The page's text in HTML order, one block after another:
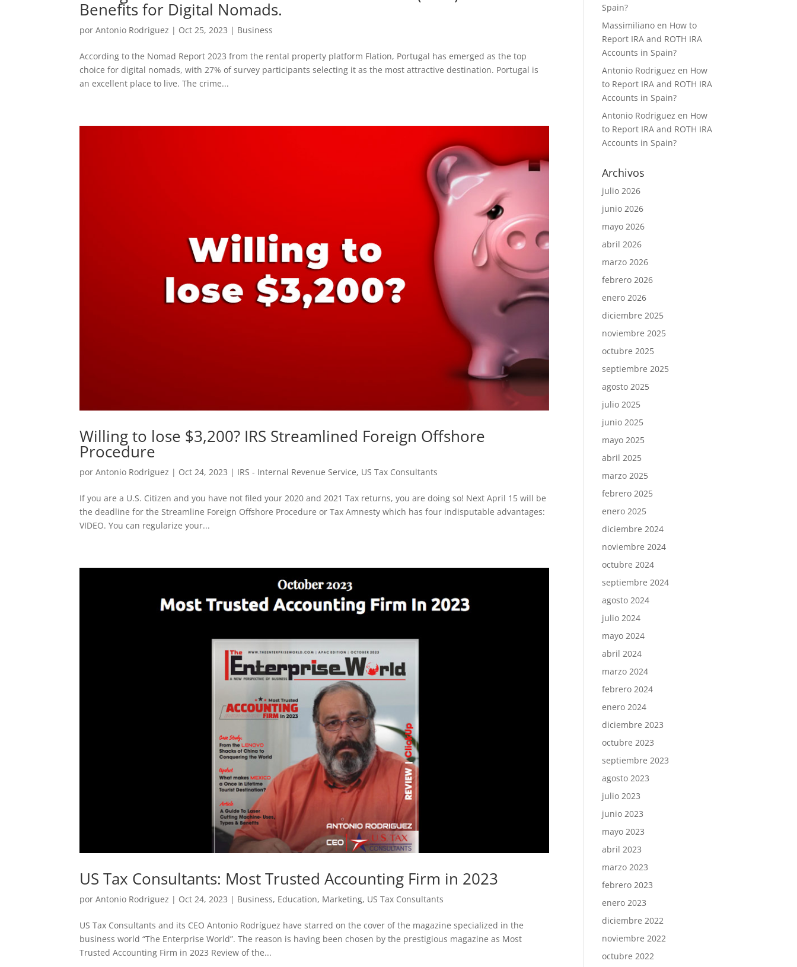
Benefits for Digital Nomads.
porAntonio Rodriguez | Oct 25, 2023 | Business
According to the Nomad Report 2023 from the rental property platform Flation, Portugal has emerged as the top
choice for digital nomads, with 27% of survey participants selecting it as the most attractive destination. Portugal is
an excellent place to live. The crime...
Willing to lose $3,200? IRS Streamlined Foreign Offshore
Procedure
porAntonio Rodriguez | Oct 24, 2023 | IRS - Internal Revenue Service, US Tax Consultants
If you are a U.S. Citizen and you have not filed your 2020 and 2021 Tax returns, you are doing so! Next April 15 will be
the deadline for the Streamline Foreign Offshore Procedure or Tax Amnesty which has four indisputable advantages:
VIDEO. You can regularize your...
US Tax Consultants: Most Trusted Accounting Firm in 2023
porAntonio Rodriguez | Oct 24, 2023 | Business, Education, Marketing, US Tax Consultants
US Tax Consultants and its CEO Antonio Rodríguez have starred on the cover of the magazine specialized in the
business world “The Enterprise World”. The reason is having been chosen by the prestigious magazine as Most
Trusted Accounting Firm in 2023 Review of the...
Spain?
Massimiliano en How to
Report IRA and ROTH IRA
Accounts in Spain?
Antonio Rodriguez en How
to Report IRA and ROTH IRA
Accounts in Spain?
Antonio Rodriguez en How
to Report IRA and ROTH IRA
Accounts in Spain?
Archivos
julio 2026
junio 2026
mayo 2026
abril 2026
marzo 2026
febrero 2026
enero 2026
diciembre 2025
noviembre 2025
octubre 2025
septiembre 2025
agosto 2025
julio 2025
junio 2025
mayo 2025
abril 2025
marzo 2025
febrero 2025
enero 2025
diciembre 2024
noviembre 2024
octubre 2024
septiembre 2024
agosto 2024
julio 2024
mayo 2024
abril 2024
marzo 2024
febrero 2024
enero 2024
diciembre 2023
octubre 2023
septiembre 2023
agosto 2023
julio 2023
junio 2023
mayo 2023
abril 2023
marzo 2023
febrero 2023
enero 2023
diciembre 2022
noviembre 2022
octubre 2022